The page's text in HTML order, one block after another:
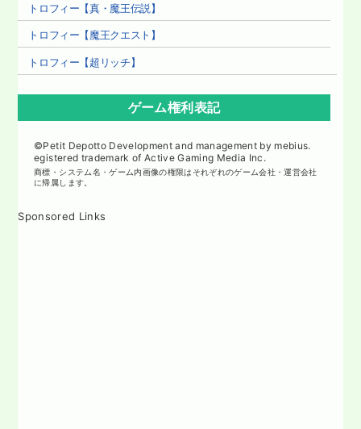
トロフィー【真・魔王伝説】
トロフィー【魔王クエスト】
トロフィー【超リッチ】
ゲーム権利表記
©Petit Depotto Development and management by mebius.
egistered trademark of Active Gaming Media Inc.
商標・システム名・ゲーム内画像の権限はそれぞれのゲーム会社・運営会社
に帰属します。
Sponsored Links